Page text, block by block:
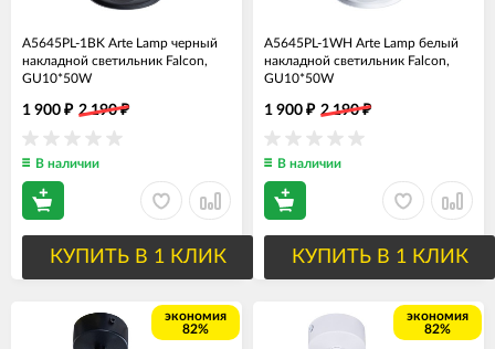
A5645PL-1BK Arte Lamp черный
накладной светильник Falcon,
GU10*50W
1 900 ₽ 2 190₽
В наличии
КУПИТЬ В 1 КЛИК
A5645PL-1WH Arte Lamp белый
накладной светильник Falcon,
GU10*50W
1 900 ₽ 2 190₽
В наличии
КУПИТЬ В 1 КЛИК
экономия
82%
экономия
82%